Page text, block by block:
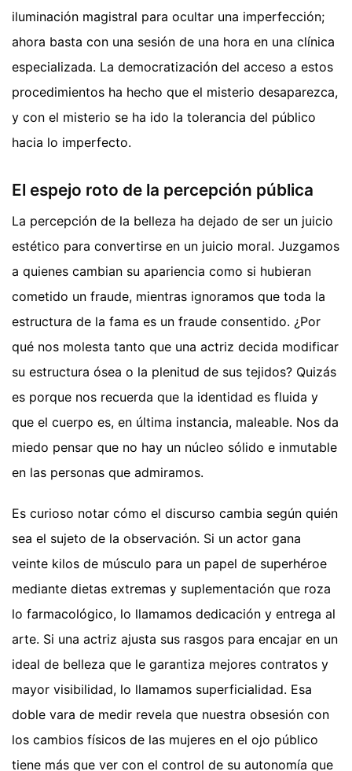
iluminación magistral para ocultar una imperfección;
ahora basta con una sesión de una hora en una clínica
especializada. La democratización del acceso a estos
procedimientos ha hecho que el misterio desaparezca,
y con el misterio se ha ido la tolerancia del público
hacia lo imperfecto.
El espejo roto de la percepción pública
La percepción de la belleza ha dejado de ser un juicio
estético para convertirse en un juicio moral. Juzgamos
a quienes cambian su apariencia como si hubieran
cometido un fraude, mientras ignoramos que toda la
estructura de la fama es un fraude consentido. ¿Por
qué nos molesta tanto que una actriz decida modificar
su estructura ósea o la plenitud de sus tejidos? Quizás
es porque nos recuerda que la identidad es fluida y
que el cuerpo es, en última instancia, maleable. Nos da
miedo pensar que no hay un núcleo sólido e inmutable
en las personas que admiramos.
Es curioso notar cómo el discurso cambia según quién
sea el sujeto de la observación. Si un actor gana
veinte kilos de músculo para un papel de superhéroe
mediante dietas extremas y suplementación que roza
lo farmacológico, lo llamamos dedicación y entrega al
arte. Si una actriz ajusta sus rasgos para encajar en un
ideal de belleza que le garantiza mejores contratos y
mayor visibilidad, lo llamamos superficialidad. Esa
doble vara de medir revela que nuestra obsesión con
los cambios físicos de las mujeres en el ojo público
tiene más que ver con el control de su autonomía que